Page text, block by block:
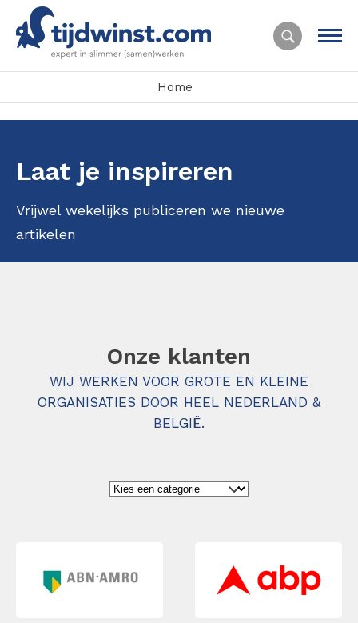
Home
Laat je inspireren
Vrijwel wekelijks publiceren we nieuwe
artikelen
Onze klanten
WIJ WERKEN VOOR GROTE EN KLEINE
ORGANISATIES DOOR HEEL NEDERLAND &
BELGIË.